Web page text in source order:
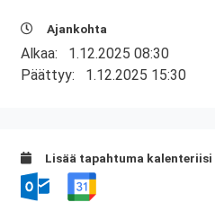
Ajankohta
Alkaa: 1.12.2025 08:30
Päättyy: 1.12.2025 15:30
Lisää tapahtuma kalenteriisi